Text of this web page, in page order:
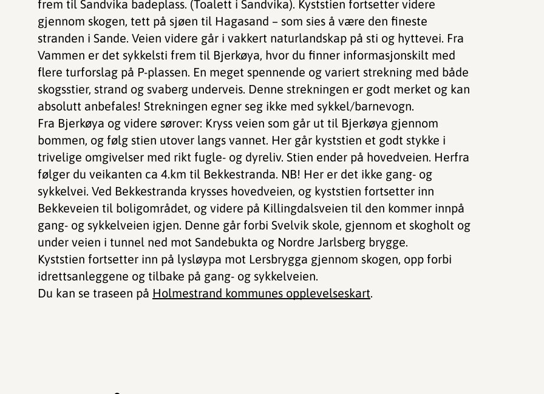
frem til Sandvika badeplass. (Toalett i Sandvika). Kyststien fortsetter videre
gjennom skogen, tett på sjøen til Hagasand – som sies å være den fineste
stranden i Sande. Veien videre går i vakkert naturlandskap på sti og hyttevei. Fra
Vammen er det sykkelsti frem til Bjerkøya, hvor du finner informasjonskilt med
flere turforslag på P-plassen. En meget spennende og variert strekning med både
skogsstier, strand og svaberg underveis. Denne strekningen er godt merket og kan
absolutt anbefales! Strekningen egner seg ikke med sykkel/barnevogn.
Fra Bjerkøya og videre sørover: Kryss veien som går ut til Bjerkøya gjennom
bommen, og følg stien utover langs vannet. Her går kyststien et godt stykke i
trivelige omgivelser med rikt fugle- og dyreliv. Stien ender på hovedveien. Herfra
følger du veikanten ca 4.km til Bekkestranda. NB! Her er det ikke gang- og
sykkelvei. Ved Bekkestranda krysses hovedveien, og kyststien fortsetter inn
Bekkeveien til boligområdet, og videre på Killingdalsveien til den kommer innpå
gang- og sykkelveien igjen. Denne går forbi Svelvik skole, gjennom et skogholt og
under veien i tunnel ned mot Sandebukta og Nordre Jarlsberg brygge.
Kyststien fortsetter inn på lysløypa mot Lersbrygga gjennom skogen, opp forbi
idrettsanleggene og tilbake på gang- og sykkelveien.
Du kan se traseen på Holmestrand kommunes opplevelseskart.